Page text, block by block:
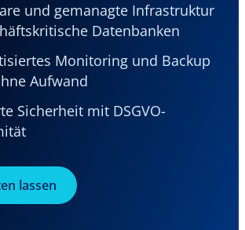
und gemanagte Infrastruktur
Datenbanken
Monitoring und Backup
Aufwand
Sicherheit mit DSGVO-
lassen